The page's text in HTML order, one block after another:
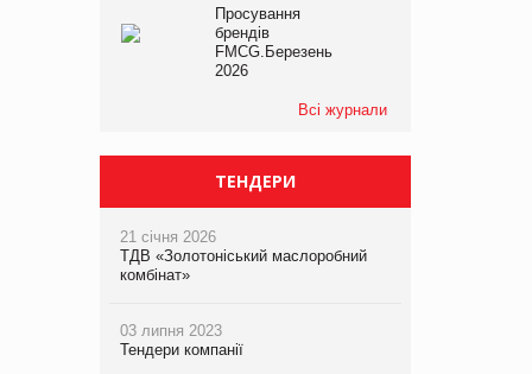
Просування
брендів
FMCG.Березень
2026
Всі журнали
ТЕНДЕРИ
21 січня 2026
ТДВ «Золотоніський маслоробний
комбінат»
03 липня 2023
Тендери компанії